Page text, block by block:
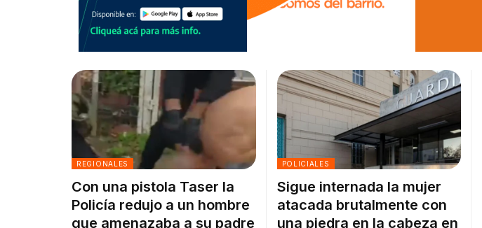
REGIONALES
Con una pistola Taser la
Policía redujo a un hombre
que amenazaba a su padre
POLICIALES
Sigue internada la mujer
atacada brutalmente con
una piedra en la cabeza en